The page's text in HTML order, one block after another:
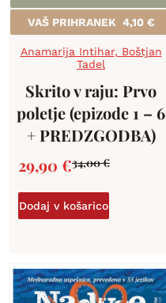
VAŠ PRIHRANEK 4,10 €
Anamarija Intihar, Boštjan
Tadel
Skrito v raju: Prvo
poletje (epizode 1 – 6
+ PREDZGODBA)
34,00€
29,90 €
Dodaj v košarico